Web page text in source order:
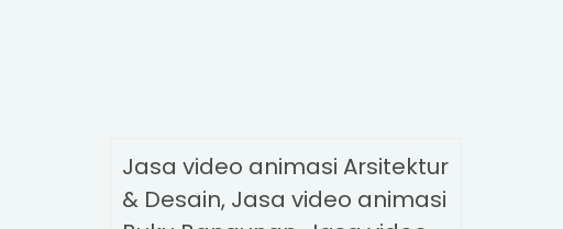
Jasa video animasi Arsitektur
& Desain, Jasa video animasi